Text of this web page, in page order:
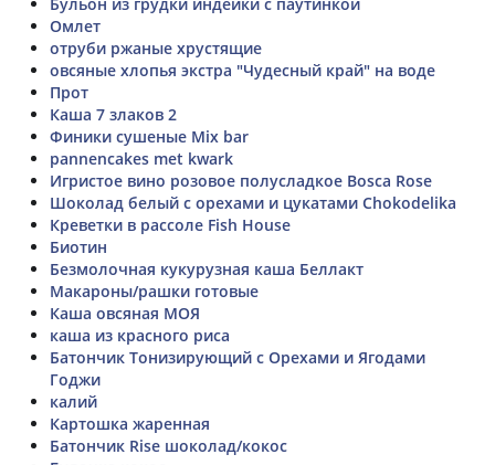
Омлет
отруби ржаные хрустящие
овсяные хлопья экстра "Чудесный край" на воде
Прот
Каша 7 злаков 2
Финики сушеные Mix bar
pannencakes met kwark
Игристое вино розовое полусладкое Bosca Rose
Шоколад белый с орехами и цукатами Chokodelika
Креветки в рассоле Fish House
Биотин
Безмолочная кукурузная каша Беллакт
Макароны/рашки готовые
Каша овсяная МОЯ
каша из красного риса
Батончик Тонизирующий с Орехами и Ягодами
Годжи
калий
Картошка жаренная
Батончик Rise шоколад/кокос